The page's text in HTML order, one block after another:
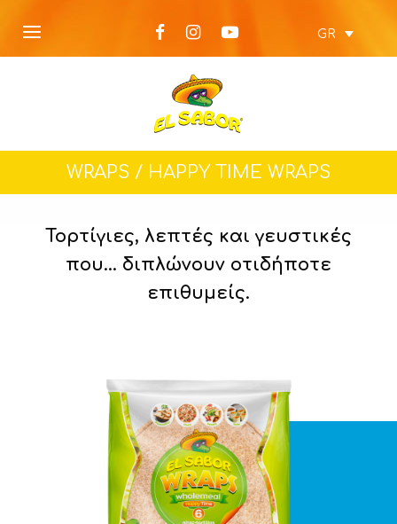
GR
WRAPS / HAPPY TIME WRAPS
Τορτίγιες, λεπτές και γευστικές
που… διπλώνουν οτιδήποτε
επιθυμείς.